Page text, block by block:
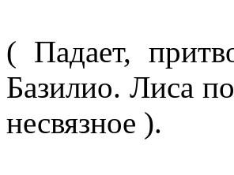
( Падает,
Базилио. Лиса
несвязное ).